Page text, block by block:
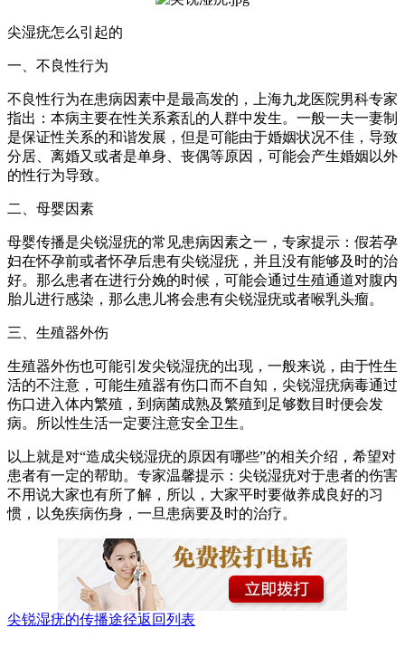
尖湿疣怎么引起的
一、不良性行为
不良性行为在患病因素中是最高发的，上海九龙医院男科专家
指出：本病主要在性关系紊乱的人群中发生。一般一夫一妻制
是保证性关系的和谐发展，但是可能由于婚姻状况不佳，导致
分居、离婚又或者是单身、丧偶等原因，可能会产生婚姻以外
的性行为导致。
二、母婴因素
母婴传播是尖锐湿疣的常见患病因素之一，专家提示：假若孕
妇在怀孕前或者怀孕后患有尖锐湿疣，并且没有能够及时的治
好。那么患者在进行分娩的时候，可能会通过生殖通道对腹内
胎儿进行感染，那么患儿将会患有尖锐湿疣或者喉乳头瘤。
三、生殖器外伤
生殖器外伤也可能引发尖锐湿疣的出现，一般来说，由于性生
活的不注意，可能生殖器有伤口而不自知，尖锐湿疣病毒通过
伤口进入体内繁殖，到病菌成熟及繁殖到足够数目时便会发
病。所以性生活一定要注意安全卫生。
以上就是对“造成尖锐湿疣的原因有哪些”的相关介绍，希望对
患者有一定的帮助。专家温馨提示：尖锐湿疣对于患者的伤害
不用说大家也有所了解，所以，大家平时要做养成良好的习
惯，以免疾病伤身，一旦患病要及时的治疗。
尖锐湿疣的传播途径返回列表